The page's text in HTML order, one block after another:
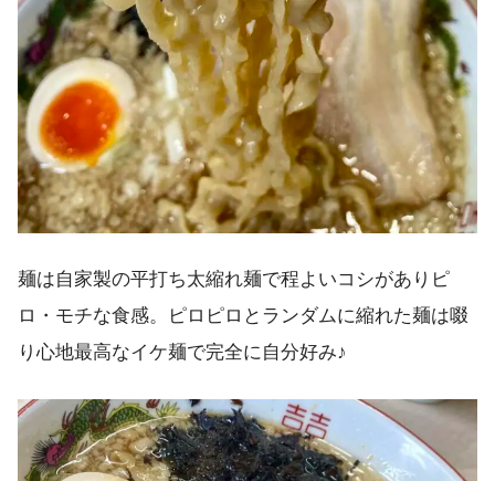
麺は自家製の平打ち太縮れ麺で程よいコシがありピ
ロ・モチな食感。ピロピロとランダムに縮れた麺は啜
り心地最高なイケ麺で完全に自分好み♪